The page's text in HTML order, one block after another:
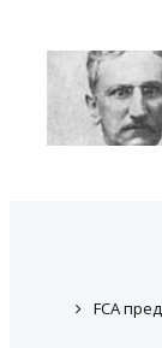
FCA